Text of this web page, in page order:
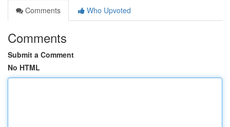
Comments
Who Upvoted
Comments
Submit a Comment
No HTML